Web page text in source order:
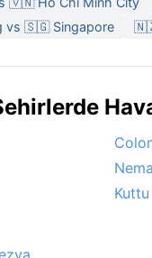
vs 🇸🇬 Singapore
Nema